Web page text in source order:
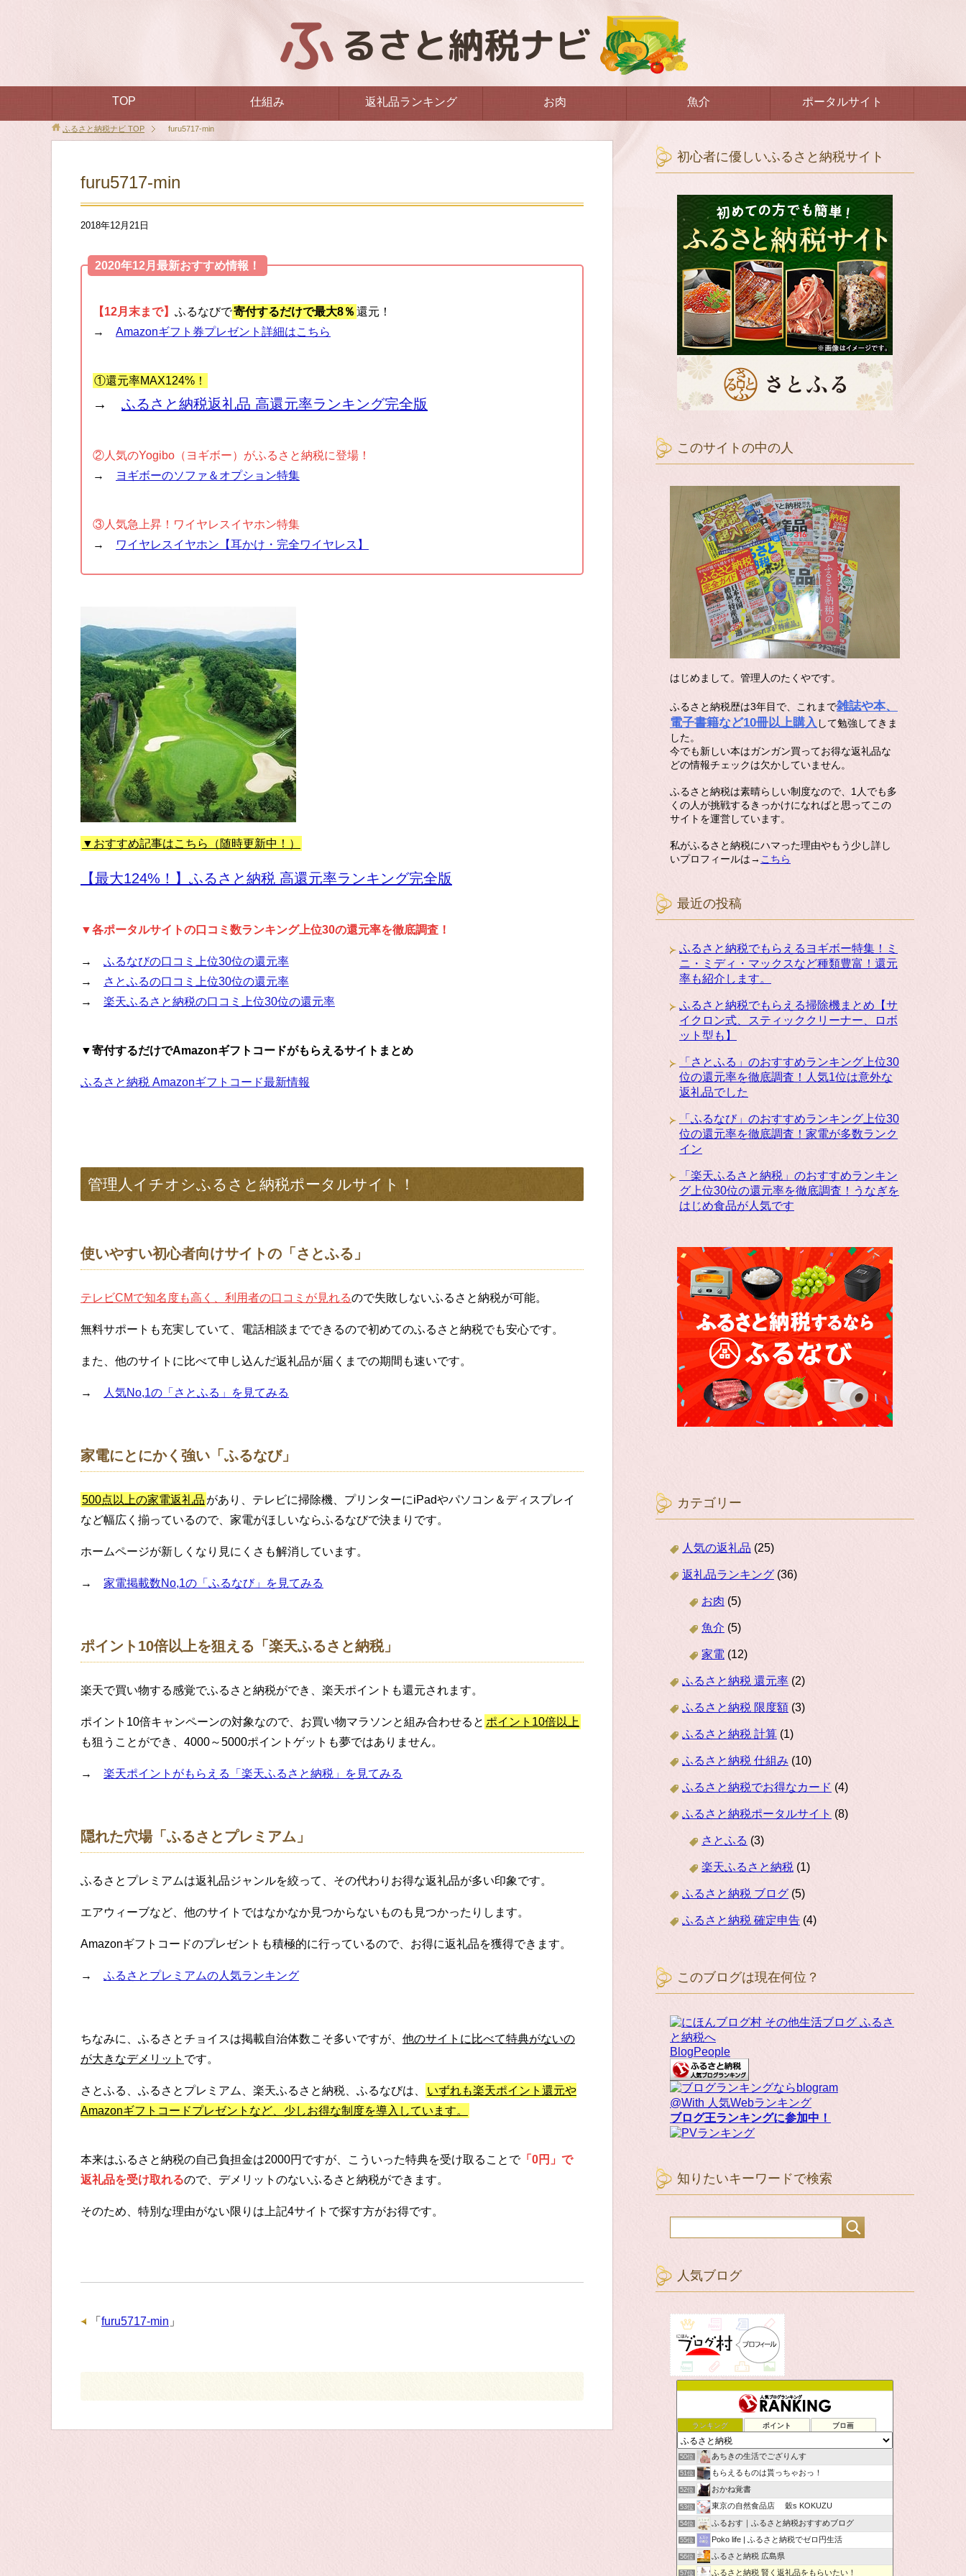
TOP 仕組み 返礼品ランキング お肉 魚介 ポータルサイト
ふるさと納税ナビ TOP furu5717-min
furu5717-min
2018年12月21日
2020年12月最新おすすめ情報！
【12月末まで】 ふるなびで寄付するだけで最大8％ 還元！
→ Amazonギフト券プレゼント詳細はこちら
①還元率MAX124%！
→ ふるさと納税返礼品 高還元率ランキング完全版
②人気のYogibo（ヨギボー）がふるさと納税に登場！
→
ヨギボーのソファ＆オプション特集
③人気急上昇！ワイヤレスイヤホン特集
→
ワイヤレスイヤホン【耳かけ・完全ワイヤレス】
▼おすすめ記事はこちら（随時更新中！）
【最大124%！】ふるさと納税 高還元率ランキング完全版
▼各ポータルサイトの口コミ数ランキング上位30の還元率を徹底調査！
→ ふるなびの口コミ上位30位の還元率
→
さとふるの口コミ上位30位の還元率
→ 楽天ふるさと納税の口コミ上位30位の還元率
▼寄付するだけでAmazonギフトコードがもらえるサイトまとめ
ふるさと納税 Amazonギフトコード最新情報
管理人イチオシふるさと納税ポータルサイト！
使いやすい初心者向けサイトの「さとふる」
テレビCMで知名度も高く、利用者の口コミが見れるので失敗しないふるさと納税が可能。
無料サポートも充実していて、電話相談までできるので初めてのふるさと納税でも安心です。
また、他のサイトに比べて申し込んだ返礼品が届くまでの期間も速いです。
→ 人気No,1の「さとふる」を見てみる
家電にとにかく強い「ふるなび」
500点以上の家電返礼品 があり、テレビに掃除機、プリンターにiPadやパソコン＆ディスプレイ
など幅広く揃っているので、家電がほしいならふるなびで決まりです。
ホームページが新しくなり見にくさも解消しています。
→ 家電掲載数No,1の「ふるなび」を見てみる
ポイント10倍以上を狙える「楽天ふるさと納税」
楽天で買い物する感覚でふるさと納税ができ、楽天ポイントも還元されます。
ポイント10倍キャンペーンの対象なので、お買い物マラソンと組み合わせると ポイント10倍以上
も狙うことができ、4000～5000ポイントゲットも夢ではありません。
→ 楽天ポイントがもらえる「楽天ふるさと納税」を見てみる
隠れた穴場「ふるさとプレミアム」
ふるさとプレミアムは返礼品ジャンルを絞って、その代わりお得な返礼品が多い印象です。
エアウィーブなど、他のサイトではなかなか見つからないものも見つかったりします。
Amazonギフトコードのプレゼントも積極的に行っているので、お得に返礼品を獲得できます。
→ ふるさとプレミアムの人気ランキング
ちなみに、ふるさとチョイスは掲載自治体数こそ多いですが、 他のサイトに比べて特典がないの
が大きなデメリット です。
さとふる、ふるさとプレミアム、楽天ふるさと納税、ふるなびは、
いずれも楽天ポイント還元や
Amazonギフトコードプレゼントなど、少しお得な制度を導入しています。
本来はふるさと納税の自己負担金は2000円ですが、こういった特典を受け取ることで「0円」で
返礼品を受け取れるので、デメリットのないふるさと納税ができます。
そのため、特別な理由がない限りは上記4サイトで探す方がお得です。
「 furu5717-min 」
初心者に優しいふるさと納税サイト
このサイトの中の人
はじめまして。管理人のたくやです。
ふるさと納税歴は3年目で、これまで雑誌や本、
電子書籍など10冊以上購入 して勉強してきま
した。
今でも新しい本はガンガン買ってお得な返礼品な
どの情報チェックは欠かしていません。
ふるさと納税は素晴らしい制度なので、1人でも多
くの人が挑戦するきっかけになればと思ってこの
サイトを運営しています。
私がふるさと納税にハマった理由やもう少し詳し
いプロフィールは→ こちら
最近の投稿
ふるさと納税でもらえるヨギボー特集！ミ
ニ・ミディ・マックスなど種類豊富！還元
率も紹介します。
ふるさと納税でもらえる掃除機まとめ【サ
イクロン式、スティッククリーナー、ロボ
ット型も】
「さとふる」のおすすめランキング上位30
位の還元率を徹底調査！人気1位は意外な
返礼品でした
「ふるなび」のおすすめランキング上位30
位の還元率を徹底調査！家電が多数ランク
イン
「楽天ふるさと納税」のおすすめランキン
グ上位30位の還元率を徹底調査！うなぎを
はじめ食品が人気です
カテゴリー
人気の返礼品 (25)
返礼品ランキング (36)
お肉 (5)
魚介 (5)
家電 (12)
ふるさと納税 還元率 (2)
ふるさと納税 限度額 (3)
ふるさと納税 計算 (1)
ふるさと納税 仕組み (10)
ふるさと納税でお得なカード (4)
ふるさと納税ポータルサイト (8)
さとふる (3)
楽天ふるさと納税 (1)
ふるさと納税 ブログ (5)
ふるさと納税 確定申告 (4)
このブログは現在何位？
BlogPeople
@With 人気Webランキング
ブログ王ランキングに参加中！
知りたいキーワードで検索
人気ブログ
ランキング ポイント ブロ画
50位 あちきの生活でござりんす
51位 もらえるものは貰っちゃおっ！
52位 おかね覚書
53位 東京の自然食品店 穀s KOKUZU
54位 ふるおす｜ふるさと納税おすすめブログ
55位 Poko life | ふるさと納税でゼロ円生活
56位 ふるさと納税 広島県
57位 ふるさと納税 賢く返礼品をもらいたい！